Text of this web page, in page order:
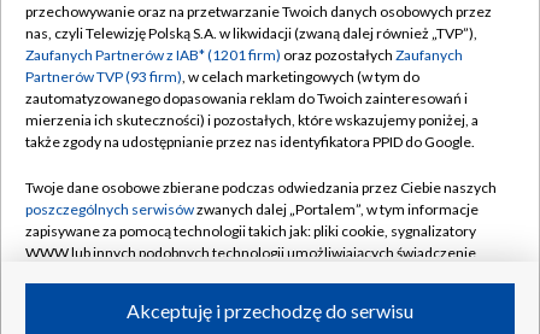
Abonament TVP
Emisja w TVP
Centrum informacji TVP
Naziemna Telewizja Cyfrowa
Rada Programowa
System NOS
Informacje o nadawcy
Program dla prasy
Regulamin TVP
Polityka prywatności
Moje zgody
Pomoc
Kontakt
Kanały
przechowywanie oraz na przetwarzanie Twoich danych osobowych przez
nas, czyli Telewizję Polską S.A. w likwidacji (zwaną dalej również „TVP”),
Zaufanych Partnerów z IAB* (1201 firm) oraz pozostałych Zaufanych
Partnerów TVP (93 firm), w celach marketingowych (w tym do
zautomatyzowanego dopasowania reklam do Twoich zainteresowań i
mierzenia ich skuteczności) i pozostałych, które wskazujemy poniżej, a
także zgody na udostępnianie przez nas identyfikatora PPID do Google.
Twoje dane osobowe zbierane podczas odwiedzania przez Ciebie naszych
poszczególnych serwisówzwanych dalej „Portalem”, w tym informacje
zapisywane za pomocą technologii takich jak: pliki cookie, sygnalizatory
WWW lub innych podobnych technologii umożliwiających świadczenie
ruchu w Internecie.Akceptuję i przechodzę do serwisu